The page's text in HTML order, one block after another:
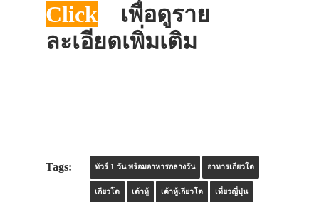
Click เพื่อดูราย
ละเอียดเพิ่มเติม
Tags: ทัวร์ 1 วัน พร้อมอาหารกลางวัน อาหารเกียวโต
เกียวโต เต้าหู้ เต้าหู้เกียวโต เที่ยวญี่ปุ่น
เอง
รถบัส
สาระน่ารู้
VIDEO